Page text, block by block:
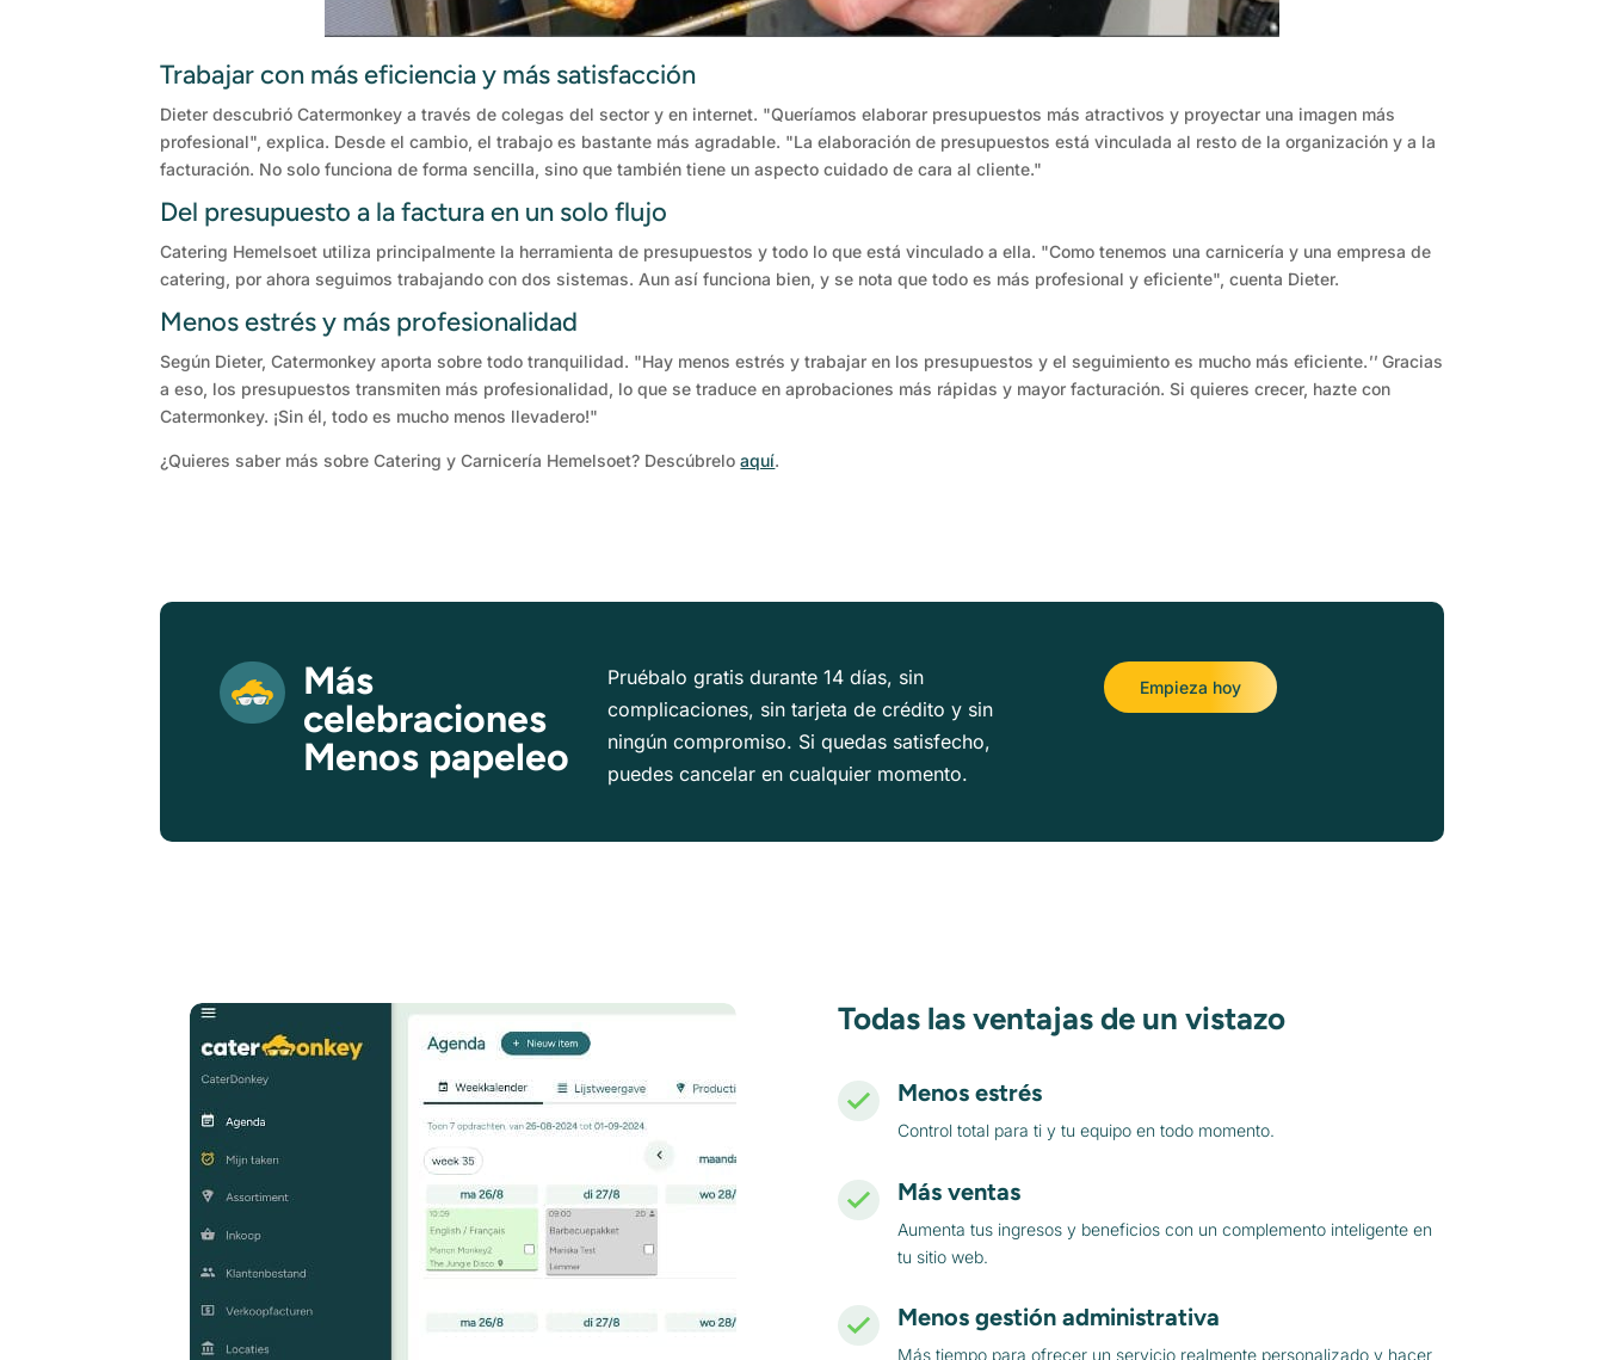
Trabajar con más eficiencia y más satisfacción
Dieter descubrió Catermonkey a través de colegas del sector y en internet. "Queríamos elaborar presupuestos más atractivos y proyectar una imagen más
profesional", explica. Desde el cambio, el trabajo es bastante más agradable. "La elaboración de presupuestos está vinculada al resto de la organización y a la
facturación. No solo funciona de forma sencilla, sino que también tiene un aspecto cuidado de cara al cliente."
Del presupuesto a la factura en un solo flujo
Catering Hemelsoet utiliza principalmente la herramienta de presupuestos y todo lo que está vinculado a ella. "Como tenemos una carnicería y una empresa de
catering, por ahora seguimos trabajando con dos sistemas. Aun así funciona bien, y se nota que todo es más profesional y eficiente", cuenta Dieter.
Menos estrés y más profesionalidad
Según Dieter, Catermonkey aporta sobre todo tranquilidad. "Hay menos estrés y trabajar en los presupuestos y el seguimiento es mucho más eficiente.'' Gracias
a eso, los presupuestos transmiten más profesionalidad, lo que se traduce en aprobaciones más rápidas y mayor facturación. Si quieres crecer, hazte con
Catermonkey. ¡Sin él, todo es mucho menos llevadero!"
¿Quieres saber más sobre Catering y Carnicería Hemelsoet? Descúbreloaquí.
Más
celebraciones
Menos papeleo
Pruébalo gratis durante 14 días, sin
complicaciones, sin tarjeta de crédito y sin
ningún compromiso. Si quedas satisfecho,
puedes cancelar en cualquier momento.
Empieza hoy
Todas las ventajas de un vistazo
Menos estrés
Control total para ti y tu equipo en todo momento.
Más ventas
Aumenta tus ingresos y beneficios con un complemento inteligente en
tu sitio web.
Menos gestión administrativa
Más tiempo para ofrecer un servicio realmente personalizado y hacer